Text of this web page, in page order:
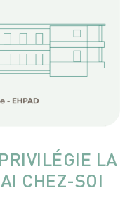
LA
CHEZ-SOI